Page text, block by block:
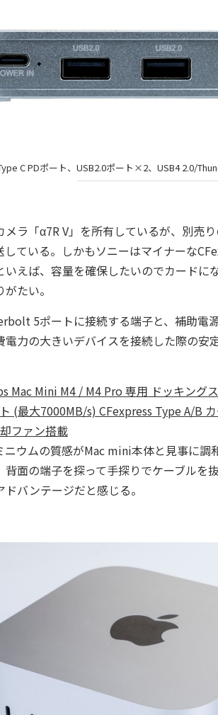
C PDポート、USB2.0ポート×2、USB4 2.0/
ラ「α7R V」を所有しているが、別売
ている。しかもソニーはマイナーな
えば、容量を確保したいのでカードに
たい。
5ポートに接続する端子と、補助電
力の大きいデバイスを接続した際の安
Mac Mini M4 / M4 Pro 専用 ドッキング
(最大7000MB/s) CFexpress Type A/B
ファン搭載
ウムの質感がMac mini本体と見事に調
面の端子を探って手探りでケーブルを
バンテージだと感じる。